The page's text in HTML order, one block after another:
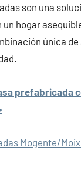
son una
hogar
única
prefabricada
Mogente/